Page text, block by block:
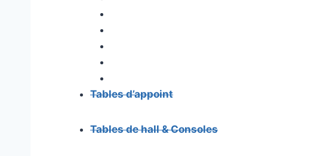
Tables d’appoint
Tables de hall & Consoles